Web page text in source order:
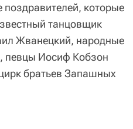
которые
танцовщик
Жванецкий, народные
певцы Иосиф Кобзон
братьев Запашных